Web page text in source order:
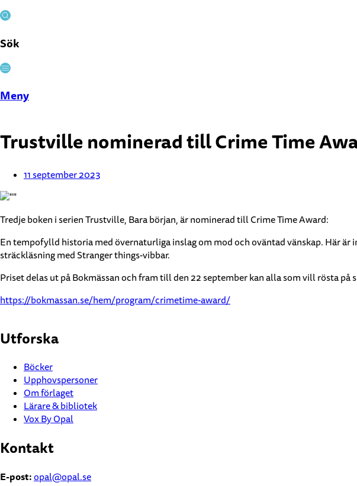
Sök
Stäng
Meny
Trustville nominerad till Crime Time
11 september 2023
Tredje boken i serien Trustville, Bara början, är nominerad till Crime Time Award:
En tempofylld historia med övernaturliga inslag om mod och oväntad vänskap. Här
sträckläsning med Stranger things-vibbar.
Priset delas ut på Bokmässan och fram till den 22 september kan alla som vill rösta på
https://bokmassan.se/hem/program/crimetime-award/
Utforska
Böcker
Upphovspersoner
Om förlaget
Lärare & bibliotek
Vox By Opal
Kontakt
E-post:opal@opal.se